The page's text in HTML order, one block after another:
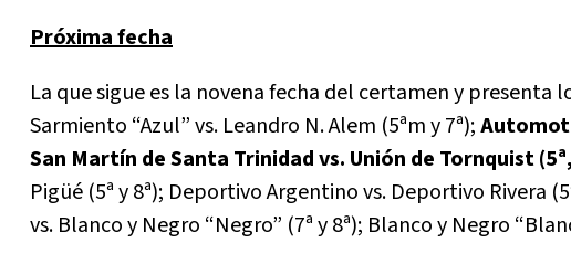
Próxima fecha
La que sigue es la novena fecha del certamen y presenta
Sarmiento “Azul” vs. Leandro N. Alem (5ªm y 7ª);
San Martín de Santa Trinidad vs. Unión de Tornquist
Pigüé (5ª y 8ª); Deportivo Argentino vs. Deportivo Rivera
vs. Blanco y Negro “Negro” (7ª y 8ª); Blanco y Negro